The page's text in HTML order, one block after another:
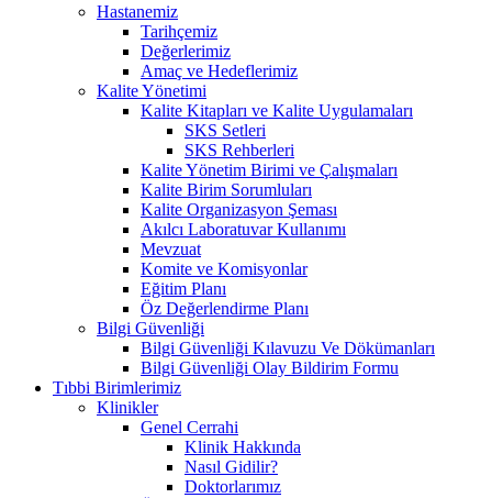
Hastanemiz
Tarihçemiz
Değerlerimiz
Amaç ve Hedeflerimiz
Kalite Yönetimi
Kalite Kitapları ve Kalite Uygulamaları
SKS Setleri
SKS Rehberleri
Kalite Yönetim Birimi ve Çalışmaları
Kalite Birim Sorumluları
Kalite Organizasyon Şeması
Akılcı Laboratuvar Kullanımı
Mevzuat
Komite ve Komisyonlar
Eğitim Planı
Öz Değerlendirme Planı
Bilgi Güvenliği
Bilgi Güvenliği Kılavuzu Ve Dökümanları
Bilgi Güvenliği Olay Bildirim Formu
Tıbbi Birimlerimiz
Klinikler
Genel Cerrahi
Klinik Hakkında
Nasıl Gidilir?
Doktorlarımız